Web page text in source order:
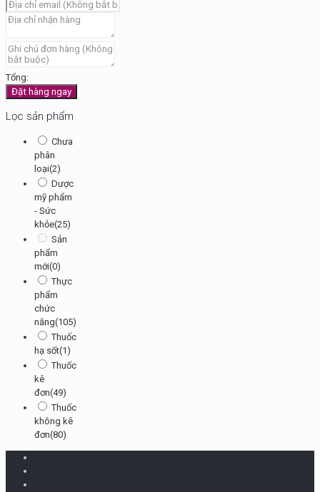
Tổng:
Đặt hàng ngay
Lọc sản phẩm
Chưa
phân
loại(2)
Dược
mỹ phẩm
- Sức
khỏe(25)
Sản
phẩm
mới(0)
Thực
phẩm
chức
năng(105)
Thuốc
hạ sốt(1)
Thuốc
kê
đơn(49)
Thuốc
không kê
đơn(80)